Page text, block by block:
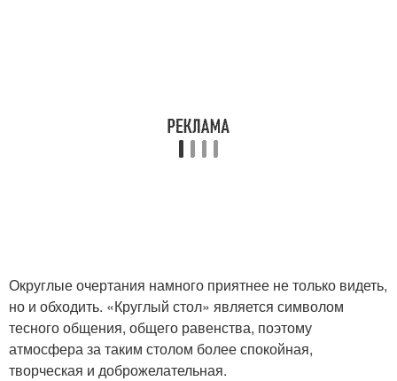
Округлые очертания намного приятнее не только видеть,
но и обходить. «Круглый стол» является символом
тесного общения, общего равенства, поэтому
атмосфера за таким столом более спокойная,
творческая и доброжелательная.